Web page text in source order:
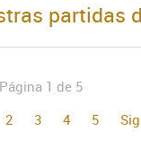
partidas
Página 1 de 5
2 3 4 5